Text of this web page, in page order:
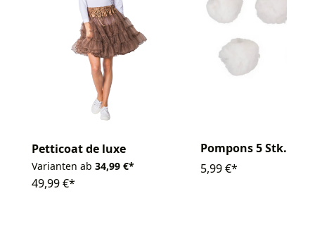
Petticoat de luxe
Varianten ab 34,99 €*
49,99 €*
Pompons 5 Stk.
5,99 €*